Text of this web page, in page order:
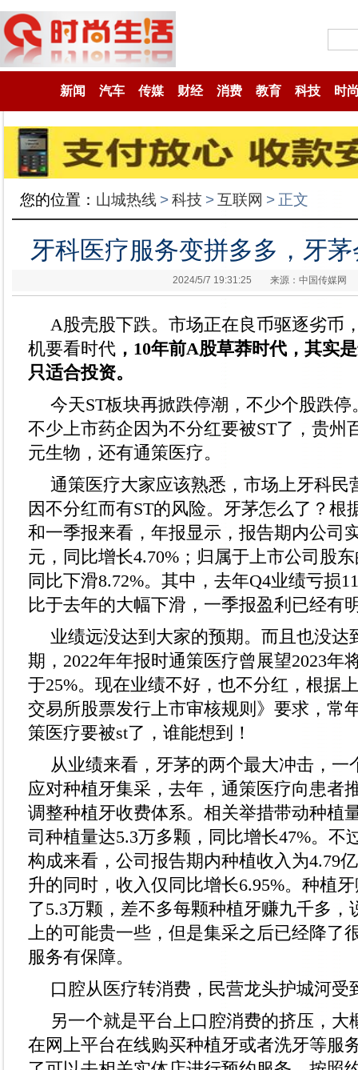
新闻 汽车 传媒 财经 消费 教育 科技 时
您的位置： 山城热线 >科技 >互联网 > 正文
牙科医疗服务变拼多多，牙
2024/5/7 19:31:25 来源：中国传媒网
A股壳股下跌。市场正在良币驱逐劣币
机要看时代 ，10年前A股草莽时代，其实
只适合投资。
今天ST板块再掀跌停潮，不少个股跌停
不少上市药企因为不分红要被ST了，贵州
元生物，还有通策医疗。
通策医疗大家应该熟悉，市场上牙科民
因不分红而有ST的风险。牙茅怎么了？根
和一季报来看，年报显示，报告期内公司
元，同比增长4.70%；归属于上市公司股
同比下滑8.72%。其中，去年Q4业绩亏损
比于去年的大幅下滑，一季报盈利已经有
业绩远没达到大家的预期。而且也没达
期，2022年年报时通策医疗曾展望2023年
于25%。现在业绩不好，也不分红，根据
交易所股票发行上市审核规则》要求，常
策医疗要被st了，谁能想到！
从业绩来看，牙茅的两个最大冲击，一
应对种植牙集采，去年，通策医疗向患者
调整种植牙收费体系。相关举措带动种植
司种植量达5.3万多颗，同比增长47%。不
构成来看，公司报告期内种植收入为4.79
升的同时，收入仅同比增长6.95%。种植
了5.3万颗，差不多每颗种植牙赚九千多，
上的可能贵一些，但是集采之后已经降了
服务有保障。
口腔从医疗转消费，民营龙头护城河受
另一个就是平台上口腔消费的挤压，大
在网上平台在线购买种植牙或者洗牙等服